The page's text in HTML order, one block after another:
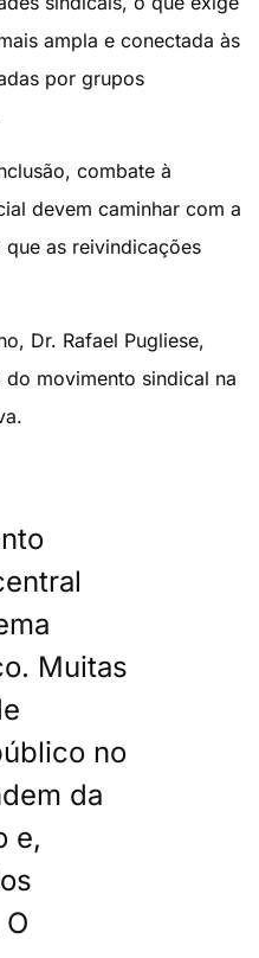
ampla e conectada às
por grupos
combate à
devem caminhar com a
que as reivindicações
Dr. Rafael Pugliese,
movimento sindical na
Muitas
no
da
e,